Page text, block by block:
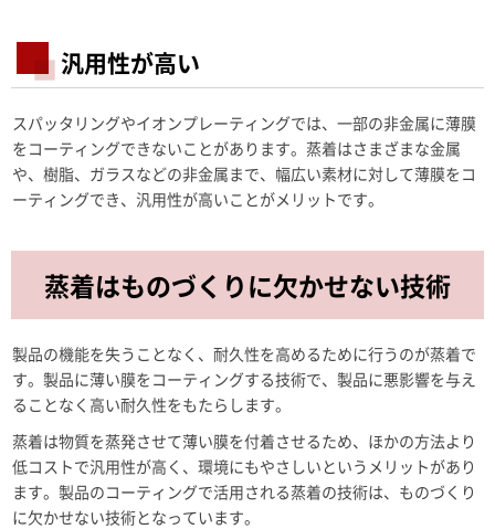
汎用性が高い
スパッタリングやイオンプレーティングでは、一部の非金属に薄膜
をコーティングできないことがあります。蒸着はさまざまな金属
や、樹脂、ガラスなどの非金属まで、幅広い素材に対して薄膜をコ
ーティングでき、汎用性が高いことがメリットです。
蒸着はものづくりに欠かせない技術
製品の機能を失うことなく、耐久性を高めるために行うのが蒸着で
す。製品に薄い膜をコーティングする技術で、製品に悪影響を与え
ることなく高い耐久性をもたらします。
蒸着は物質を蒸発させて薄い膜を付着させるため、ほかの方法より
低コストで汎用性が高く、環境にもやさしいというメリットがあり
ます。製品のコーティングで活用される蒸着の技術は、ものづくり
に欠かせない技術となっています。